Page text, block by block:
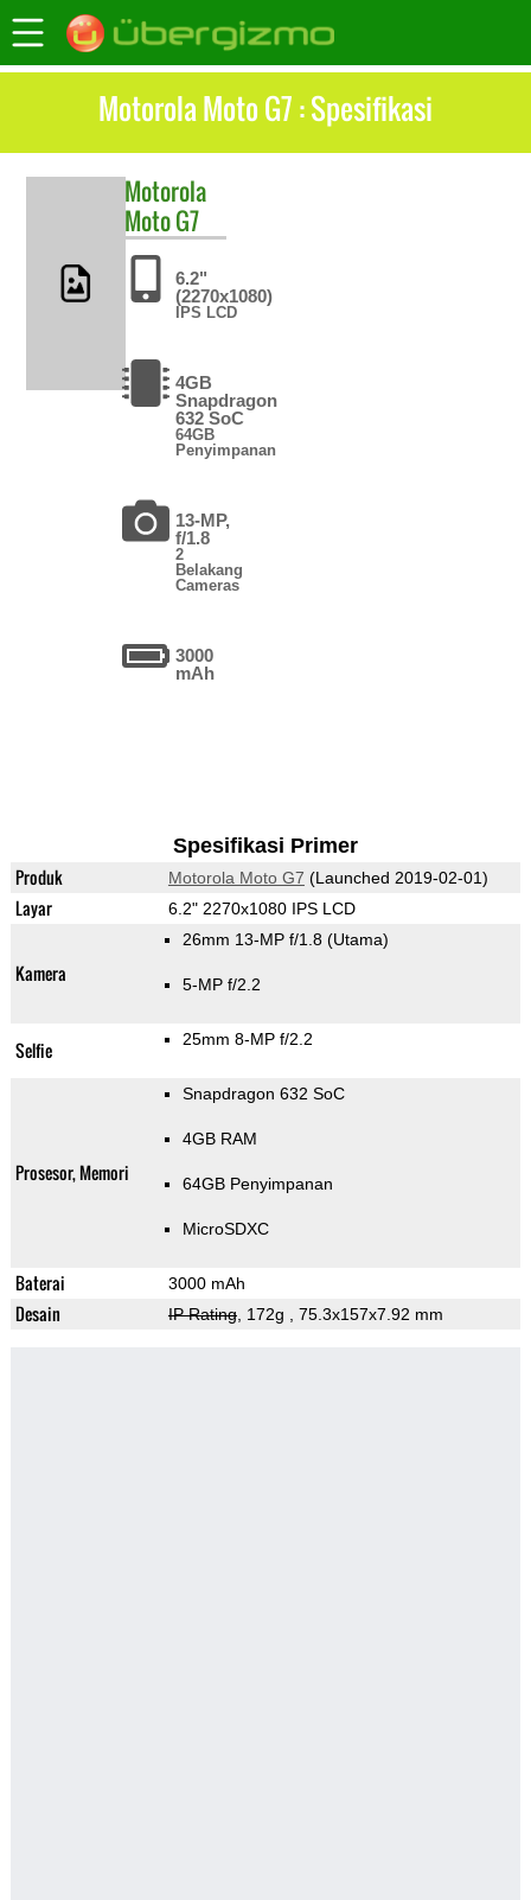
Motorola Moto G7 : Spesifikasi
Motorola
Moto G7
6.2"
(2270x1080)
IPS LCD
4GB
Snapdragon
632 SoC
64GB
Penyimpanan
13-MP,
f/1.8
2
Belakang
Cameras
3000
mAh
Spesifikasi Primer
Produk Motorola Moto G7 (Launched 2019-02-01)
Layar 6.2" 2270x1080 IPS LCD
Kamera
26mm 13-MP f/1.8 (Utama)
5-MP f/2.2
Selfie 25mm 8-MP f/2.2
Prosesor, Memori
Snapdragon 632 SoC
4GB RAM
64GB Penyimpanan
MicroSDXC
Baterai 3000 mAh
Desain IP Rating, 172g , 75.3x157x7.92 mm